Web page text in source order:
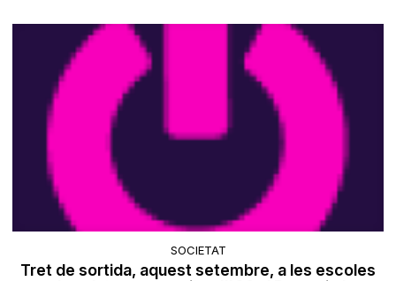
SOCIETAT
Tret de sortida, aquest setembre, a les escoles